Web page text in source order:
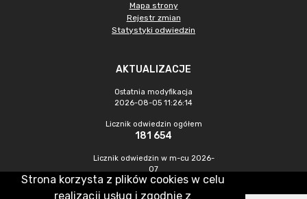
Mapa strony
Rejestr zmian
Statystyki odwiedzin
AKTUALIZACJE
Ostatnia modyfikacja
2026-08-05 11:26:14
Licznik odwiedzin ogółem
181 654
Licznik odwiedzin w m-cu 2026-
07
245
Strona korzysta z plików cookies w celu
realizacji usług i zgodnie z